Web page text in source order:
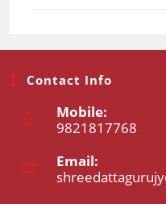
Contact Info
Mobile:
9821817768
in
your
Email: